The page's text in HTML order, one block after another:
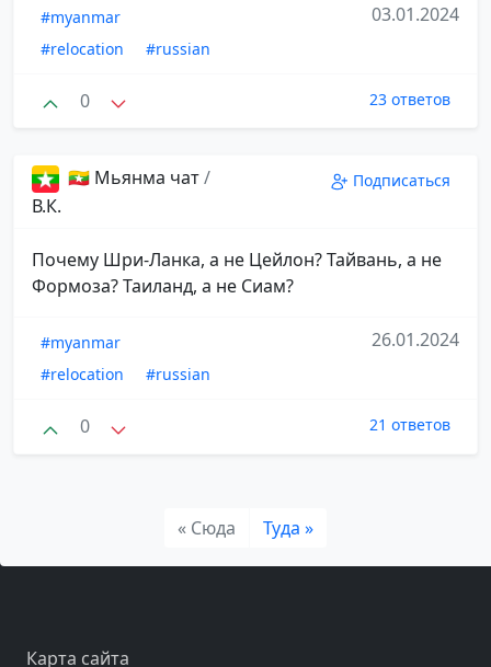
#myanmar
#relocation
#russian
03.01.2024
0 23 ответов
🇲🇲 Мьянма чат/
В.К.
Подписаться
Почему Шри-Ланка, а не Цейлон? Тайвань, а не
Формоза? Таиланд, а не Сиам?
#myanmar
#relocation
#russian
26.01.2024
0 21 ответов
« Сюда Туда »
Карта сайта